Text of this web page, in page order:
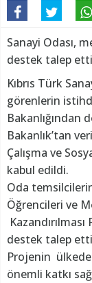
Sanayi Odası,
destek talep etti
Kıbrıs Türk
görenlerin
Bakanlığından
Bakanlık’tan
Çalışma ve
kabul edildi.
Oda
Öğrencileri ve
destek talep
Projenin
önemli katkı